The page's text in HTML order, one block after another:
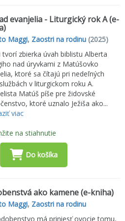
evanjelia - Liturgický rok A (e-
Maggi, Zaostri na rodinu (2025)
tvorí zbierka úvah biblistu Alberta
nad úryvkami z Matúšovko
ktoré sa čítajú pri nedeľných
v liturgickom roku A.
Matúš píše pre židovské
ktoré uznalo Ježiša ako...
viac
na stiahnutie
Do košíka
ako kamene (e-kniha)
Maggi, Zaostri na rodinu
má priniesť ovocie tomu,